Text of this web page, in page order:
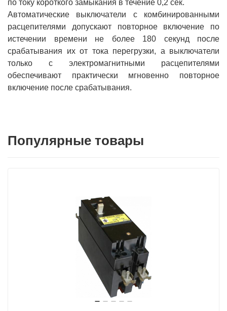
по току короткого замыкания в течение 0,2 сек.
Автоматические выключатели с комбинированными
расцепителями допускают повторное включение по
истечении времени не более 180 секунд после
срабатывания их от тока перегрузки, а выключатели
только с электромагнитными расцепителями
обеспечивают практически мгновенно повторное
включение после срабатывания.
Популярные товары